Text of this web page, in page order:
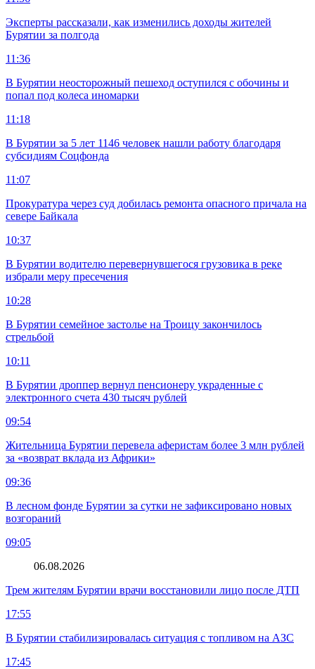
Эксперты рассказали, как изменились доходы жителей
Бурятии за полгода
11:36
В Бурятии неосторожный пешеход оступился с обочины и
попал под колеса иномарки
11:18
В Бурятии за 5 лет 1146 человек нашли работу благодаря
субсидиям Соцфонда
11:07
Прокуратура через суд добилась ремонта опасного причала на
севере Байкала
10:37
В Бурятии водителю перевернувшегося грузовика в реке
избрали меру пресечения
10:28
В Бурятии семейное застолье на Троицу закончилось
стрельбой
10:11
В Бурятии дроппер вернул пенсионеру украденные с
электронного счета 430 тысяч рублей
09:54
Жительница Бурятии перевела аферистам более 3 млн рублей
за «возврат вклада из Африки»
09:36
В лесном фонде Бурятии за сутки не зафиксировано новых
возгораний
09:05
06.08.2026
Трем жителям Бурятии врачи восстановили лицо после ДТП
17:55
В Бурятии стабилизировалась ситуация с топливом на АЗС
17:45